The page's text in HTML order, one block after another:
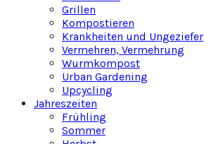
Grillen
Kompostieren
Krankheiten und Ungeziefer
Vermehren, Vermehrung
Wurmkompost
Urban Gardening
Upcycling
Jahreszeiten
Frühling
Sommer